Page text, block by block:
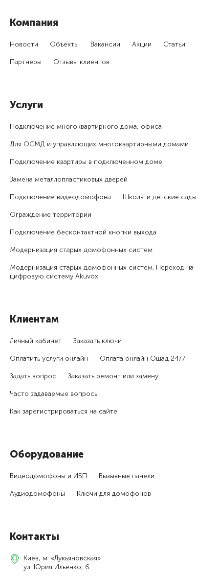
Компания
Новости Объекты Вакансии Акции Статьи
Партнёры Отзывы клиентов
Услуги
Подключение много­квартирного дома, офиса
Для ОСМД и управляющих много­квартирными домами
Подключение квартиры в подключенном доме
Замена металлопластиковых дверей
Подключение видеодомофона Школы и детские сады
Ограждение территории
Подключение бесконтактной кнопки выхода
Модернизация старых домофонных систем
Модернизация старых домофонных систем. Переход на
цифровую систему Akuvox.
Клиентам
Личный кабинет Заказать ключи
Оплатить услуги онлайн Оплата онлайн Ощад 24/7
Задать вопрос Заказать ремонт или замену
Часто задаваемые вопросы
Как зарегистри­роваться на сайте
Оборудование
Видеодомофоны и ИБП Вызывные панели
Аудиодомофоны Ключи для домофонов
Контакты
Киев, м. «Лукьяновская»
ул. Юрия Ильенко, 6